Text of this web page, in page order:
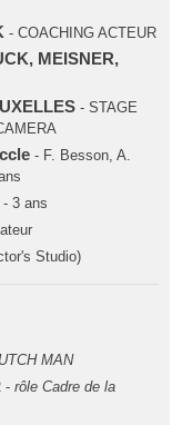
- COACHING ACTEUR
MEISNER,
- STAGE
- F. Besson, A.
3 ans
Studio)
MAN
- rôle Cadre de la